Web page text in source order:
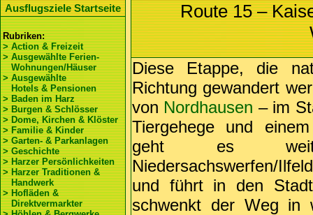
Ausflugsziele Startseite
Rubriken:
> Action & Freizeit
> Ausgewählte Ferien-
Wohnungen/Häuser
> Ausgewählte
Hotels & Pensionen
> Baden im Harz
> Burgen & Schlösser
> Dome, Kirchen & Klöster
> Familie & Kinder
> Garten- & Parkanlagen
> Geschichte
> Harzer Persönlichkeiten
> Harzer Traditionen &
Handwerk
> Hofläden &
Direktvermarkter
Route 15 –
Diese Etappe, die
Richtung gewandert
von Nordhausen – im
Tiergehege und
geht es
Niedersachswerfen/
und führt in den
schwenkt der Weg in